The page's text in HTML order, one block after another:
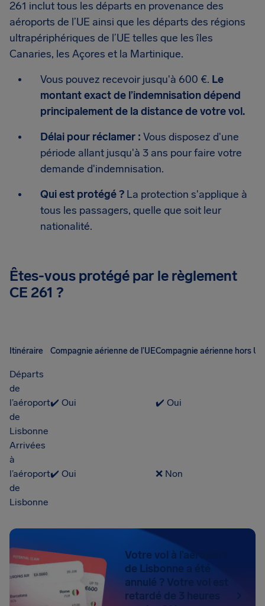
261 inclut tous les départs en provenance des
aéroports de l’UE ainsi que les départs des régions
ultrapériphériques de l’UE telles que les îles
Canaries, les Açores et la Martinique.
Vous pouvez recevoir jusqu'à 600 €. Le
montant exact de l’indemnisation dépend
principalement de la distance de votre vol.
Délai pour réclamer : Vous disposez d'une
période allant jusqu'à 3 ans pour faire votre
demande d'indemnisation.
Qui est protégé ? La protection s'applique à
tous les passagers, quelle que soit leur
nationalité.
Êtes-vous protégé par le règlement
CE 261 ?
Itinéraire Compagnie aérienne de l’UECompagnie aérienne hors UE
Départs
de
l’aéroport
de
Lisbonne
✔️ Oui ✔️ Oui
Arrivées
à
l’aéroport
de
Lisbonne
✔️ Oui ❌ Non
Votre vol à l’aéroport
de Lisbonne a été
annulé ? Votre vol est
retardé de 3 heures